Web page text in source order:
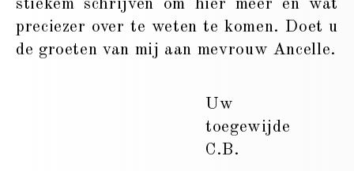
stiekem schrijven om hier meer en wat
preciezer over te weten te komen. Doet u
de groeten van mij aan mevrouw Ancelle.
Uw
toegewijde
C.B.